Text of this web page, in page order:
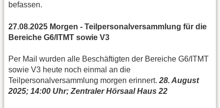
befassen.
27.08.2025 Morgen - Teilpersonalversammlung für die
Bereiche G6/ITMT sowie V3
Per Mail wurden alle Beschäftigten der Bereiche G6/ITMT
sowie V3 heute noch einmal an die
Teilpersonalversammlung morgen erinnert. 28. August
2025; 14:00 Uhr; Zentraler Hörsaal Haus 22